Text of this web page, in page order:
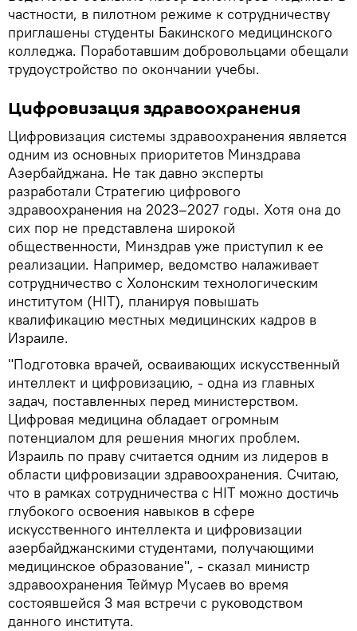
частности, в пилотном режиме к сотрудничеству
приглашены студенты Бакинского медицинского
колледжа. Поработавшим добровольцами обещали
трудоустройство по окончании учебы.
Цифровизация здравоохранения
Цифровизация системы здравоохранения является
одним из основных приоритетов Минздрава
Азербайджана. Не так давно эксперты
разработали Стратегию цифрового
здравоохранения на 2023–2027 годы. Хотя она до
сих пор не представлена широкой
общественности, Минздрав уже приступил к ее
реализации. Например, ведомство налаживает
сотрудничество с Холонским технологическим
институтом (HIT), планируя повышать
квалификацию местных медицинских кадров в
Израиле.
"Подготовка врачей, осваивающих искусственный
интеллект и цифровизацию, - одна из главных
задач, поставленных перед министерством.
Цифровая медицина обладает огромным
потенциалом для решения многих проблем.
Израиль по праву считается одним из лидеров в
области цифровизации здравоохранения. Считаю,
что в рамках сотрудничества с HIT можно достичь
глубокого освоения навыков в сфере
искусственного интеллекта и цифровизации
азербайджанскими студентами, получающими
медицинское образование", - сказал министр
здравоохранения Теймур Мусаев во время
состоявшейся 3 мая встречи с руководством
данного института.